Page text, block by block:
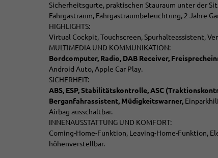
Sicherheitsgurte, praktischen Stauraum unter der
Fahrgastraum, Fahrgastraumbeleuchtung, 2 Jahre
HIGHLIGHTS:
Virtual Cockpit, Touchscreen, Spurhalteassistent,
MULTIMEDIA UND KOMMUNIKATION:
Bordcomputer, Radio, DAB Receiver,
Android Auto, Apple Car Play.
SICHERHEIT:
ABS, ESP, Stabilitätskontrolle, ASC
Berganfahrassistent, Müdigkeitswarner,
Airbag ausschaltbar.
INNENAUSSTATTUNG UND KOMFORT:
Coming-Home-Funktion, Leaving-Home-Funktion,
höhenverstellbar.